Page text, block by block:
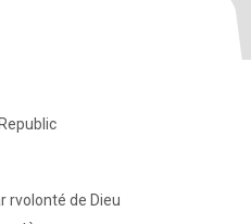
rvolonté de Dieu